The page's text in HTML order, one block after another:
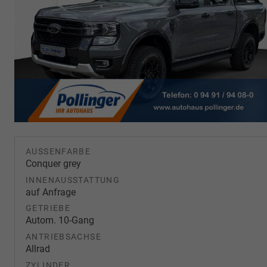
AUSSENFARBE
Conquer grey
INNENAUSSTATTUNG
auf Anfrage
GETRIEBE
Autom. 10-Gang
ANTRIEBSACHSE
Allrad